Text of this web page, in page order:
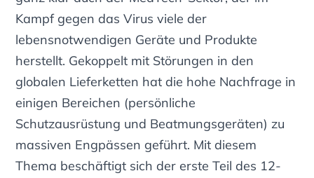
Kampf gegen das Virus viele der
lebensnotwendigen Geräte und Produkte
herstellt. Gekoppelt mit Störungen in den
globalen Lieferketten hat die hohe Nachfrage in
einigen Bereichen (persönliche
Schutzausrüstung und Beatmungsgeräten) zu
massiven Engpässen geführt. Mit diesem
Thema beschäftigt sich der erste Teil des 12-